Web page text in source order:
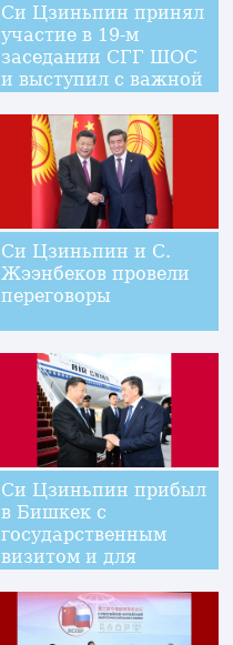
Си Цзиньпин принял
участие в 19-м
заседании СГГ ШОС
и выступил с важной
Си Цзиньпин и С.
Жээнбеков провели
переговоры
Си Цзиньпин прибыл
в Бишкек с
государственным
визитом и для
заседании Совета
глав государств ШОС